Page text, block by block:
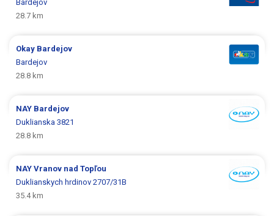
Bardejov
28.7 km
Okay Bardejov
Bardejov
28.8 km
NAY Bardejov
Duklianska 3821
28.8 km
NAYVranov nad Topľou
Duklianskych hrdinov 2707/31B
35.4 km